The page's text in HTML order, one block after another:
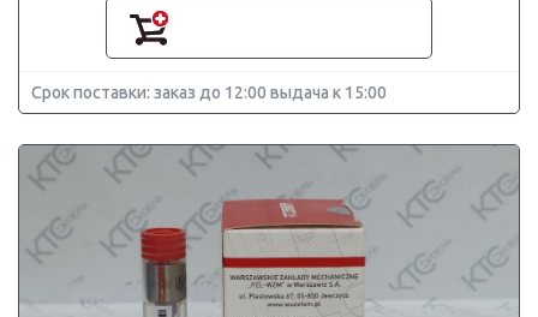
Срок поставки: заказ до 12:00 выдача к 15:00